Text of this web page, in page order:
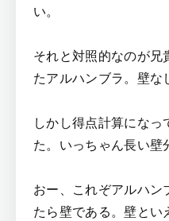
い。
それと対照的なのが兄
たアルハンブラ。壁な
しかし得点計算にな
た。いっちゃん長い壁
おー、これぞアルハン
たら壁である。壁とい